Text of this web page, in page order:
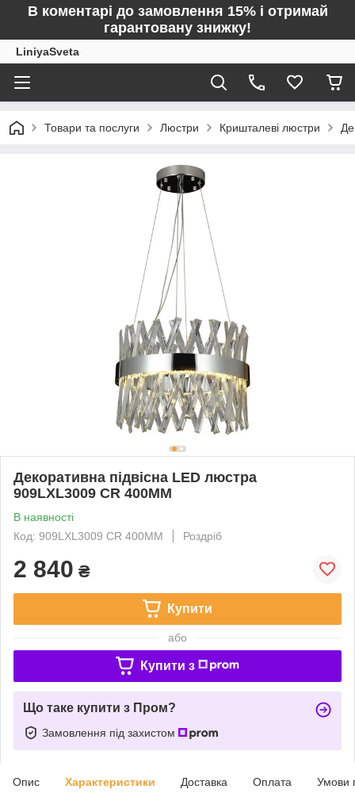
В коментарі до замовлення 15% і отримай
гарантовану знижку!
LiniyaSveta
Товари та послуги Люстри Кришталеві люстри
Декоративна підвісна LED люстра
909LXL3009 CR 400MM
В наявності
Код: 909LXL3009 CR 400MM
Роздріб
2 840 ₴
Купити
або
Купити з
Що таке купити з Пром?
Замовлення під захистом
Опис Характеристики Доставка Оплата Умови